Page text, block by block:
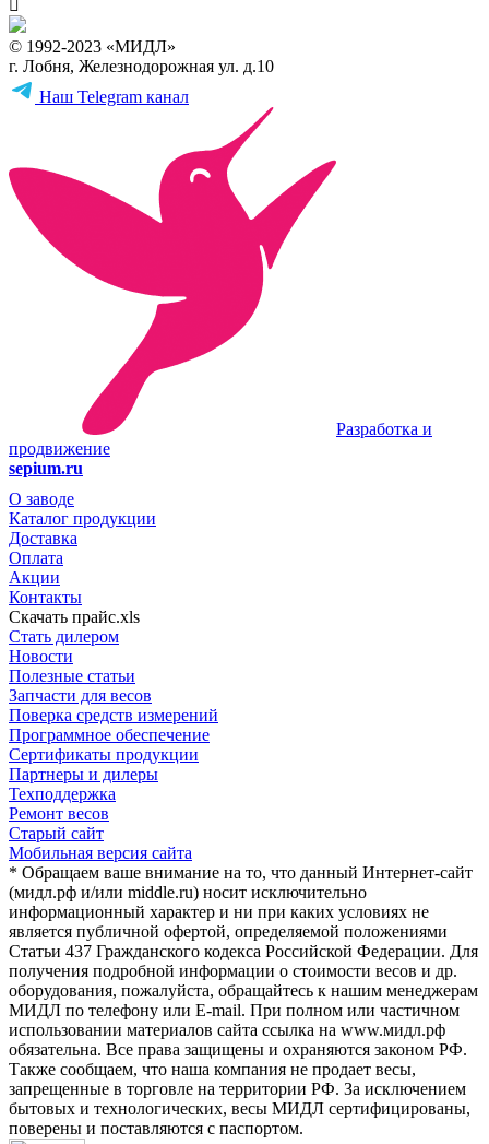
© 1992-2023 «МИДЛ»
г. Лобня, Железнодорожная ул. д.10
Наш Telegram канал
Разработка и
продвижение
sepium.ru
О заводе
Каталог продукции
Доставка
Оплата
Акции
Контакты
Скачать прайс.xls
Стать дилером
Новости
Полезные статьи
Запчасти для весов
Поверка средств измерений
Программное обеспечение
Сертификаты продукции
Партнеры и дилеры
Техподдержка
Ремонт весов
Старый сайт
Мобильная версия сайта
* Обращаем ваше внимание на то, что данный Интернет-сайт
(мидл.рф и/или middle.ru) носит исключительно
информационный характер и ни при каких условиях не
является публичной офертой, определяемой положениями
Статьи 437 Гражданского кодекса Российской Федерации. Для
получения подробной информации о стоимости весов и др.
оборудования, пожалуйста, обращайтесь к нашим менеджерам
МИДЛ по телефону или E-mail. При полном или частичном
использовании материалов сайта ссылка на www.мидл.рф
обязательна. Все права защищены и охраняются законом РФ.
Также сообщаем, что наша компания не продает весы,
запрещенные в торговле на территории РФ. За исключением
бытовых и технологических, весы МИДЛ сертифицированы,
поверены и поставляются с паспортом.